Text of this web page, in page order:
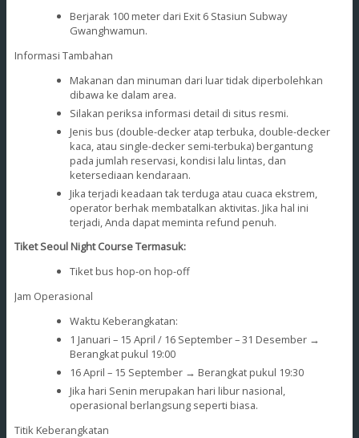
Berjarak 100 meter dari Exit 6 Stasiun Subway
Gwanghwamun.
Informasi Tambahan
Makanan dan minuman dari luar tidak diperbolehkan
dibawa ke dalam area.
Silakan periksa informasi detail di situs resmi.
Jenis bus (double-decker atap terbuka, double-decker
kaca, atau single-decker semi-terbuka) bergantung
pada jumlah reservasi, kondisi lalu lintas, dan
ketersediaan kendaraan.
Jika terjadi keadaan tak terduga atau cuaca ekstrem,
operator berhak membatalkan aktivitas. Jika hal ini
terjadi, Anda dapat meminta refund penuh.
TiketSeoul Night CourseTermasuk:
Tiket bus hop-on hop-off
Jam Operasional
Waktu Keberangkatan:
1 Januari – 15 April / 16 September – 31 Desember →
Berangkat pukul 19:00
16 April – 15 September → Berangkat pukul 19:30
Jika hari Senin merupakan hari libur nasional,
operasional berlangsung seperti biasa.
Titik Keberangkatan